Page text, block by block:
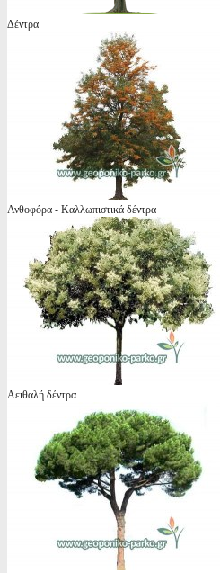
Δέντρα
Ανθοφόρα - Καλλωπιστικά δέντρα
Αειθαλή δέντρα